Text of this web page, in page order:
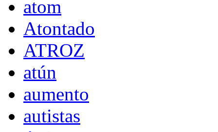
atom
Atontado
ATROZ
atún
aumento
autistas